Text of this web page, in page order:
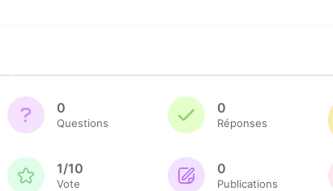
0
Questions
0
Réponses
1/10
Vote
0
Publications